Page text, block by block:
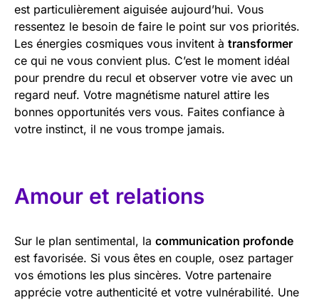
est particulièrement aiguisée aujourd’hui. Vous
ressentez le besoin de faire le point sur vos priorités.
Les énergies cosmiques vous invitent à transformer
ce qui ne vous convient plus. C’est le moment idéal
pour prendre du recul et observer votre vie avec un
regard neuf. Votre magnétisme naturel attire les
bonnes opportunités vers vous. Faites confiance à
votre instinct, il ne vous trompe jamais.
Amour et relations
Sur le plan sentimental, la communication profonde
est favorisée. Si vous êtes en couple, osez partager
vos émotions les plus sincères. Votre partenaire
apprécie votre authenticité et votre vulnérabilité. Une